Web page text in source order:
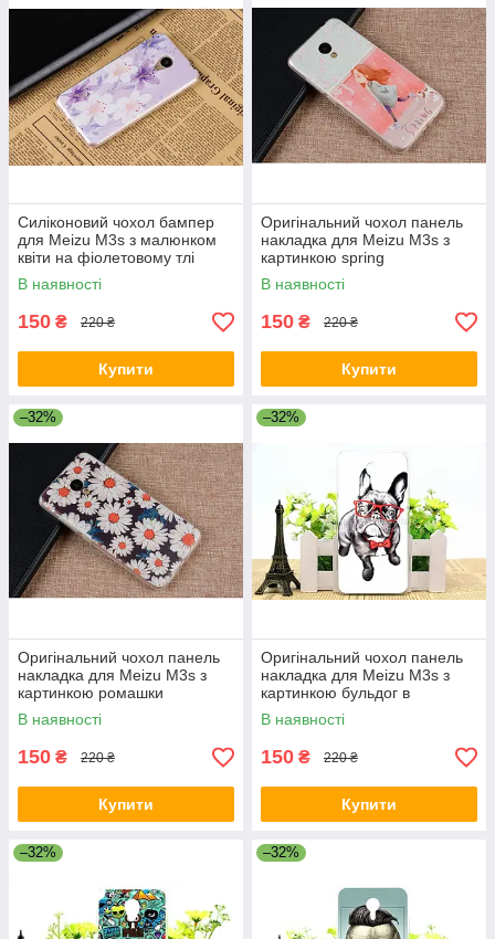
Силіконовий чохол бампер
для Meizu M3s з малюнком
квіти на фіолетовому тлі
В наявності
150 ₴ 220 ₴
Купити
Оригінальний чохол панель
накладка для Meizu M3s з
картинкою spring
В наявності
150 ₴ 220 ₴
Купити
–32%
Оригінальний чохол панель
накладка для Meizu M3s з
картинкою ромашки
В наявності
150 ₴ 220 ₴
Купити
–32%
Оригінальний чохол панель
накладка для Meizu M3s з
картинкою бульдог в
червоних окулярах
В наявності
150 ₴ 220 ₴
Купити
–32% –32%